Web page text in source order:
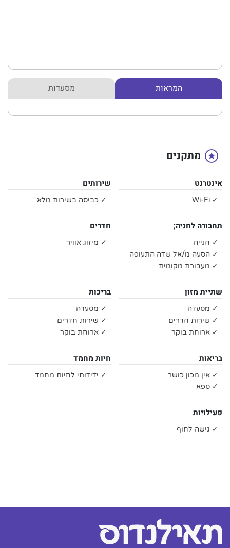
המראות מסעדות
מתקנים
אינטרנט
✓ Wi-Fi
שירותים
✓ כביסה בשירות מלא
תחבורה לחניה;
✓ חנייה
✓ הסעה מ/אל שדה התעופה
✓ מעבורת מקומית
חדרים
✓ מיזוג אוויר
שתיית מזון
✓ מסעדה
✓ שירות חדרים
✓ ארוחת בוקר
בריכות
✓ מסעדה
✓ שירות חדרים
✓ ארוחת בוקר
בריאות
✓ אין מכון כושר
✓ ספא
חיות מחמד
✓ ידידותי לחיות מחמד
פעילויות
✓ גישה לחוף